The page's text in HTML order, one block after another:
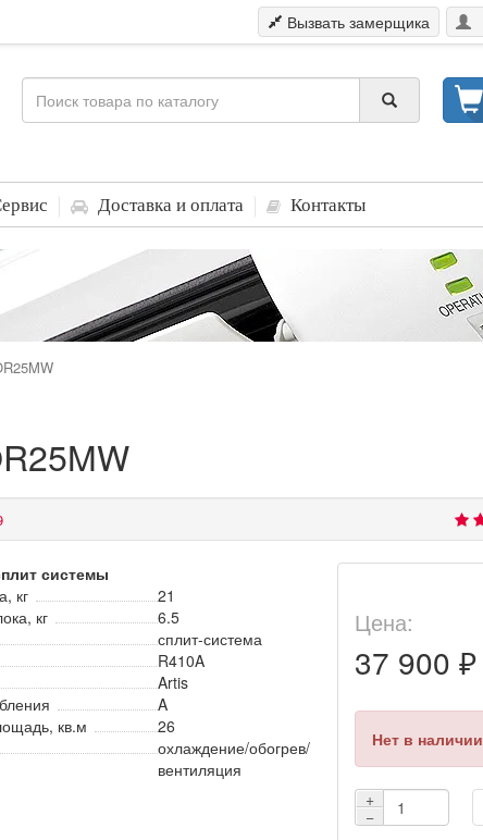
Вызвать замерщика
Доставка и оплата Контакты
системы
кг
21
кг
6.5
сплит-система
R410A
Artis
A
кв.м
26
охлаждение/обогрев/
вентиляция
Цена:
37 900 ₽
Нет в наличии
+
−